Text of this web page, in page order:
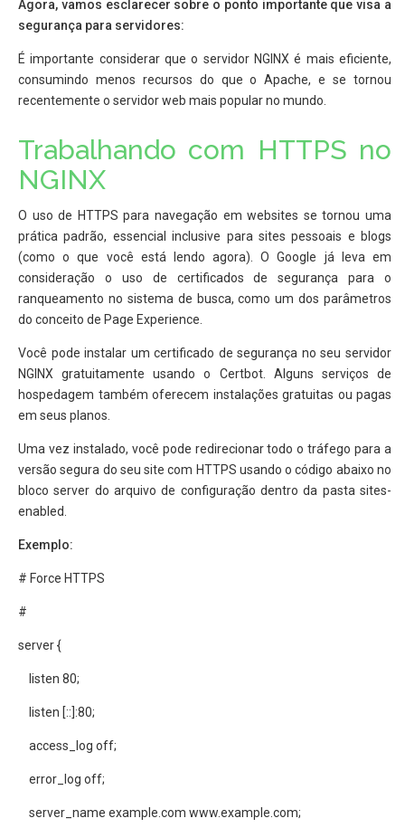
Agora, vamos esclarecer sobre o ponto importante que visa a
segurança para servidores:
É importante considerar que o servidor NGINX é mais eficiente,
consumindo menos recursos do que o Apache, e se tornou
recentemente o servidor web mais popular no mundo.
Trabalhando com HTTPS no
NGINX
O uso de HTTPS para navegação em websites se tornou uma
prática padrão, essencial inclusive para sites pessoais e blogs
(como o que você está lendo agora). O Google já leva em
consideração o uso de certificados de segurança para o
ranqueamento no sistema de busca, como um dos parâmetros
do conceito de Page Experience.
Você pode instalar um certificado de segurança no seu servidor
NGINX gratuitamente usando o Certbot. Alguns serviços de
hospedagem também oferecem instalações gratuitas ou pagas
em seus planos.
Uma vez instalado, você pode redirecionar todo o tráfego para a
versão segura do seu site com HTTPS usando o código abaixo no
bloco server do arquivo de configuração dentro da pasta sites-
enabled.
Exemplo:
# Force HTTPS
#
server {
listen 80;
listen [::]:80;
access_log off;
error_log off;
server_name example.com www.example.com;